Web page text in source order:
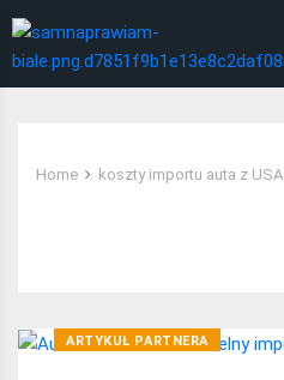
Home koszty importu auta z USA
ARTYKUŁ PARTNERA